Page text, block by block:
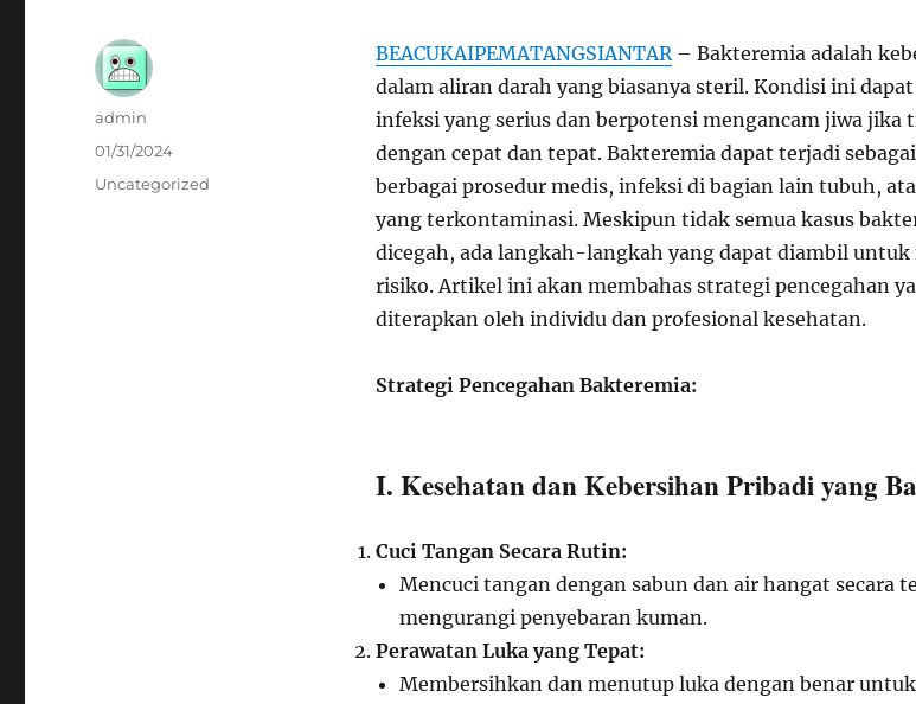
BEACUKAIPEMATANGSIANTAR– Bakteremia adalah
dalam aliran darah yang biasanya steril. Kondisi ini
infeksi yang serius dan berpotensi mengancam jiwa jika
dengan cepat dan tepat. Bakteremia dapat terjadi
berbagai prosedur medis, infeksi di bagian lain tubuh,
yang terkontaminasi. Meskipun tidak semua kasus
dicegah, ada langkah-langkah yang dapat diambil
risiko. Artikel ini akan membahas strategi pencegahan
diterapkan oleh individu dan profesional kesehatan.
Strategi Pencegahan Bakteremia:
I. Kesehatan dan Kebersihan Pribadi yang
Cuci Tangan Secara Rutin:
Mencuci tangan dengan sabun dan air hangat secara
mengurangi penyebaran kuman.
Perawatan Luka yang Tepat:
Membersihkan dan menutup luka dengan benar
Author
admin
Posted
01/31/2024
Categories
Uncategorized